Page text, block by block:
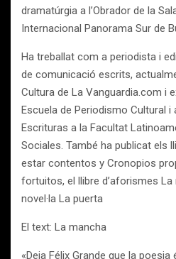
dramatúrgia a l’Obrador de la
Internacional Panorama Sur de
Ha treballat com a periodista i
de comunicació escrits,
Cultura de La Vanguardia.com i
Escuela de Periodismo Cultural
Escrituras a la Facultat
Sociales. També ha publicat els
estar contentos y Cronopios
fortuitos, el llibre d’aforismes
novel·la La puerta
El text: La mancha
«Deia Félix Grande que la